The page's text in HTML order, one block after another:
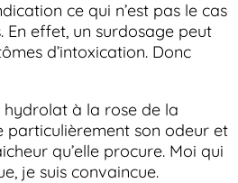
ce qui n’est pas le cas
En effet, un surdosage peut
d’intoxication. Donc
hydrolat à la rose de la
particulièrement son odeur et
qu’elle procure. Moi qui
je suis convaincue.